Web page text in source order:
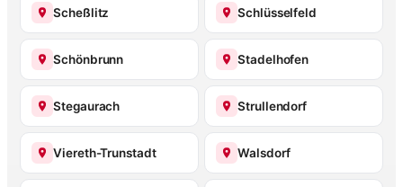
Scheßlitz Schlüsselfeld
Schönbrunn Stadelhofen
Stegaurach Strullendorf
Viereth-Trunstadt Walsdorf